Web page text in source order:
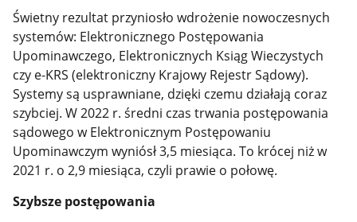
Świetny rezultat przyniosło wdrożenie nowoczesnych
systemów: Elektronicznego Postępowania
Upominawczego, Elektronicznych Ksiąg Wieczystych
czy e-KRS (elektroniczny Krajowy Rejestr Sądowy).
Systemy są usprawniane, dzięki czemu działają coraz
szybciej. W 2022 r. średni czas trwania postępowania
sądowego w Elektronicznym Postępowaniu
Upominawczym wyniósł 3,5 miesiąca. To krócej niż w
2021 r. o 2,9 miesiąca, czyli prawie o połowę.
Szybsze postępowania